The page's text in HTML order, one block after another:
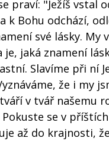
praví: "Ježíš vstal
k Bohu odchází,
své lásky. My
jaká znamení
Slavíme při ní
že i my
v tvář našemu
se v
až do krajnosti,